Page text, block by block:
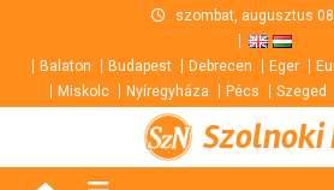
content
szombat, augusztus
Balaton Budapest Debrecen Eger
Miskolc
Nyíregyháza Pécs Szeged
Szolnoki